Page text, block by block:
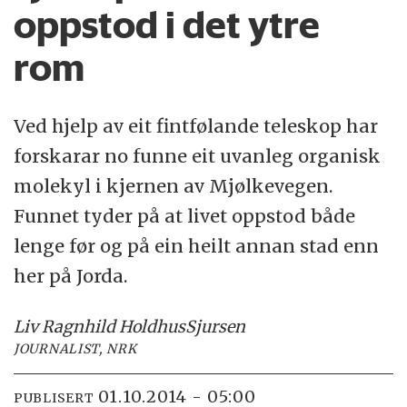
oppstod i det ytre
rom
Ved hjelp av eit fintfølande teleskop har
forskarar no funne eit uvanleg organisk
molekyl i kjernen av Mjølkevegen.
Funnet tyder på at livet oppstod både
lenge før og på ein heilt annan stad enn
her på Jorda.
Liv Ragnhild HoldhusSjursen
JOURNALIST, NRK
PUBLISERT 01.10.2014 - 05:00